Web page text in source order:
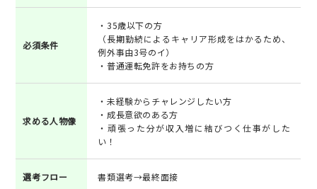
必須条件
・35歳以下の方
（長期勤続によるキャリア形成をはかるため、
例外事由3号のイ）
・普通運転免許をお持ちの方
求める人物像
・未経験からチャレンジしたい方
・成長意欲のある方
・頑張った分が収入増に結びつく仕事がした
い！
選考フロー 書類選考→最終面接